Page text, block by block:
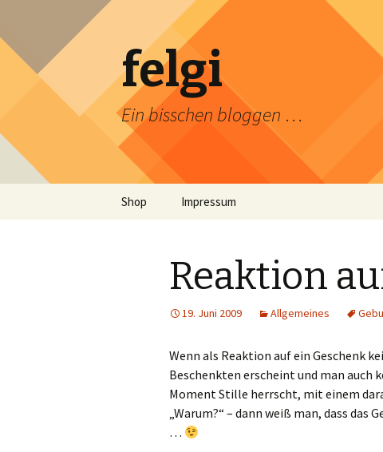
felgi
Ein bisschen bloggen …
Zum
Shop Impressum
Reaktion
19. Juni 2009 Allgemeines
Wenn als Reaktion auf ein Geschenk
Beschenkten erscheint und man auch
Moment Stille herrscht, mit einem
„Warum?“ – dann weiß man, dass
…